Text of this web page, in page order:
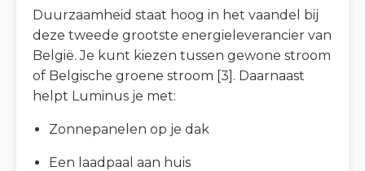
Duurzaamheid staat hoog in het vaandel bij
deze tweede grootste energieleverancier van
België. Je kunt kiezen tussen gewone stroom
of Belgische groene stroom [3]. Daarnaast
helpt Luminus je met:
Zonnepanelen op je dak
Een laadpaal aan huis